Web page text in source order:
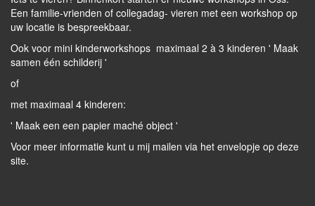
Een familie-vrienden of collegadag- vieren met een workshop op
uw locatie is bespreekbaar.
Ook voor mini kinderworkshops maximaal 2 à 3 kinderen ' Maak
samen één schilderij '
of
met maximaal 4 kinderen:
' Maak een een papier maché object '
Voor meer informatie kunt u mij mailen via het envelopje op deze
site.